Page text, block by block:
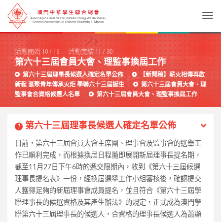
活動開始 10/16 活動完結 11/30
第六十三屆會員大會、理監事換屆工作
第六十三屆理事長候選人確定名單公佈
【新聞稿】薪火相傳再啟
新程 滙聚青年傳承火炬 學聯六十三屆誕生
第六十三屆會員大會、理
監事會合資格候選人名單
第六十三屆會員大會、理監事換屆工作
1 第六十三屆理事長候選人確定名單公佈
日前，第六十三屆會員大會主席團、理事會及監事會的選舉工
作已順利完成，而根據換屆日程隨即展開新屆理事長提名期，
截至11月27日下午6時的遞交限期內，收到《第六十三屆候選
理事長提名表》一份，經換屆選舉工作小組審核後，確認提交
人獲得足夠的新屆理事會成員提名，並且符合《第六十三屆學
聯理事長的候選資格及其產生辦法》的規定，正式成為澳門學
聯第六十三屆理事長的候選人，合資格的理事長候選人為蕭顯